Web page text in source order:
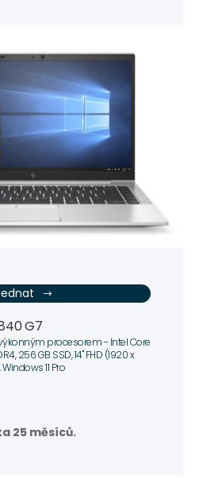
G7
procesorem - Intel Core
256 GB SSD, 14" FHD (1920 x
11 Pro
25 měsíců.